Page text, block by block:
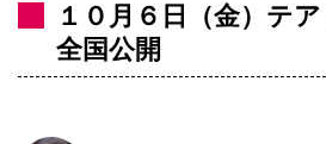
１０月６日（金）テ
全国公開